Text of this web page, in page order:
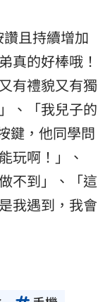
且持續增加
真的好棒哦！
有禮貌又有獨
、「我兒子的
鍵，他同學問
玩啊！」、
不到」、「這
我遇到，我會